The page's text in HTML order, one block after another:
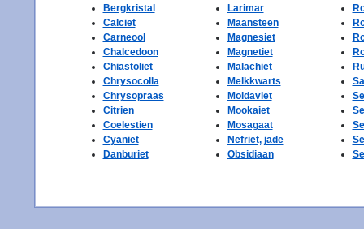
Bergkristal
Calciet
Carneool
Chalcedoon
Chiastoliet
Chrysocolla
Chrysopraas
Citrien
Coelestien
Cyaniet
Danburiet
Larimar
Maansteen
Magnesiet
Magnetiet
Malachiet
Melkkwarts
Moldaviet
Mookaiet
Mosagaat
Nefriet, jade
Obsidiaan